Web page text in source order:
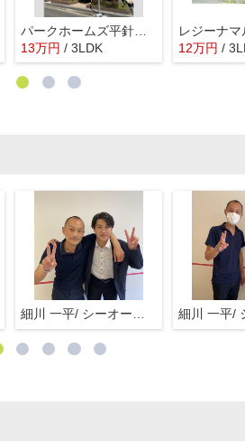
パークホームズ平針ヴェルデ
13万円 / 3LDK
レジーナマ
12万円 /